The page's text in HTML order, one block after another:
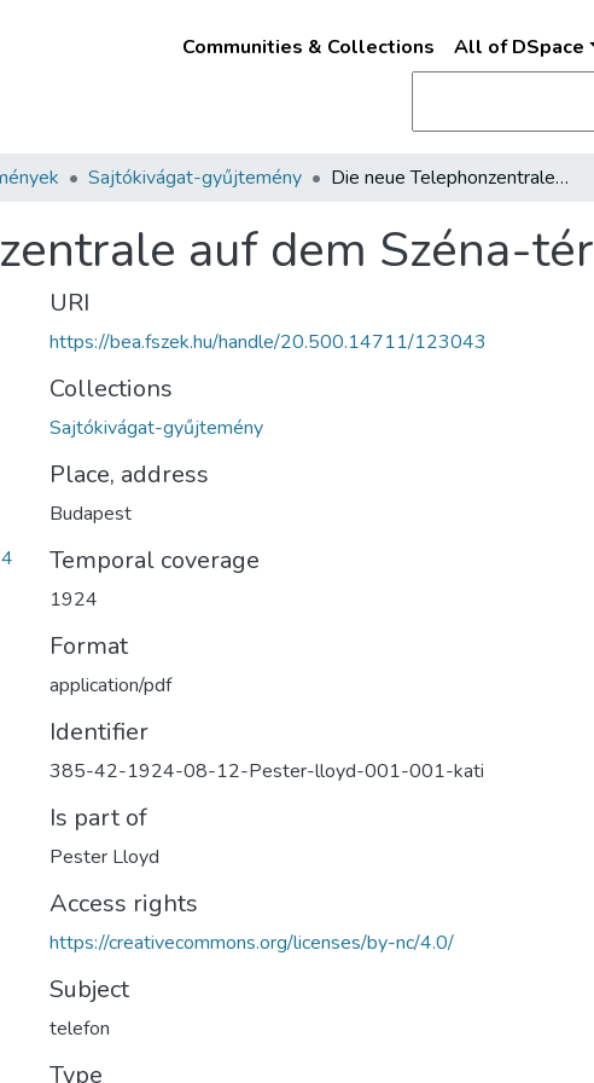
Communities & Collections All of DSpace
Sajtókivágat-gyűjtemény Die neue Telephonzentrale auf dem Széna-tér
auf dem Széna-tér
URI
https://bea.fszek.hu/handle/20.500.14711/123043
Collections
Sajtókivágat-gyűjtemény
Place, address
Budapest
Temporal coverage
1924
Format
application/pdf
Identifier
385-42-1924-08-12-Pester-lloyd-001-001-kati
Is part of
Pester Lloyd
Access rights
https://creativecommons.org/licenses/by-nc/4.0/
Subject
telefon
Type